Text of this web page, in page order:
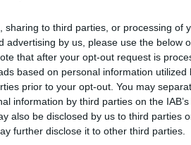
sharing to third parties, or processing of
advertising by us, please use the below
that after your opt-out request is
based on personal information utilized
prior to your opt-out. You may
information by third parties on the
also be disclosed by us to third parties
further disclose it to other third parties.
JULKAISU